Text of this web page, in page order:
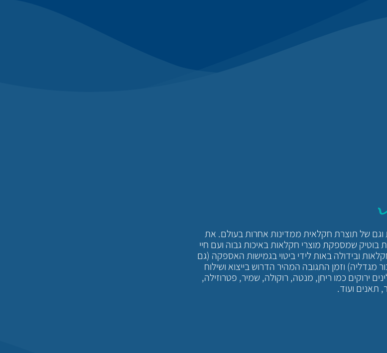
וגם של תוצרת חקלאית ממדינות אחרות בעולם. את
בוטיק שמספקת מוצרי חקלאות באיכות גבוה ועם חיי
ובידולה באות לידי ביטוי בגמישות האספקה (גם
מגדליה) וזמן התגובה המהיר הדרוש בייצוא ושילוח
ירוקים כמו ריחן, מנטה, רוקולה, שמיר, פטרוזילה,
תאנים ועוד.